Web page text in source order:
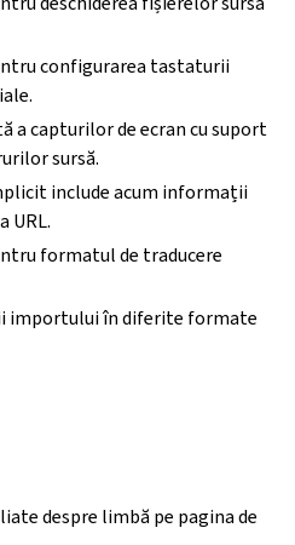
configurarea tastaturii
a capturilor de ecran cu suport
sursă.
include acum informații
URL.
formatul de traducere
în diferite formate
despre limbă pe pagina de